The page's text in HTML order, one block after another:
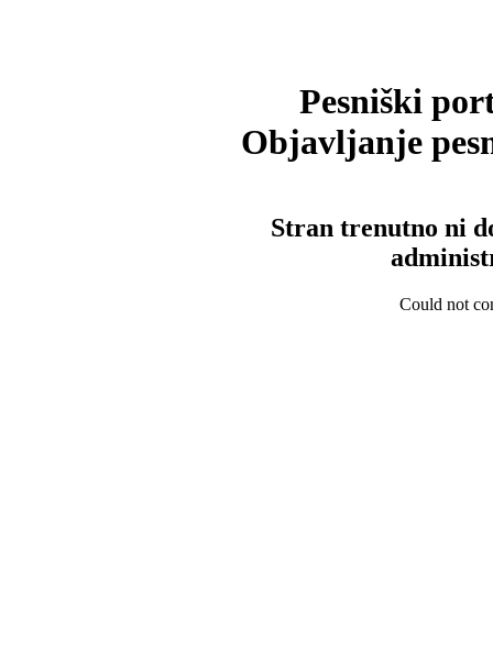
Pesniški
Objavljanje
Stran trenutno ni
Could not